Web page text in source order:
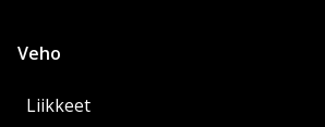
Veho
Liikkeet